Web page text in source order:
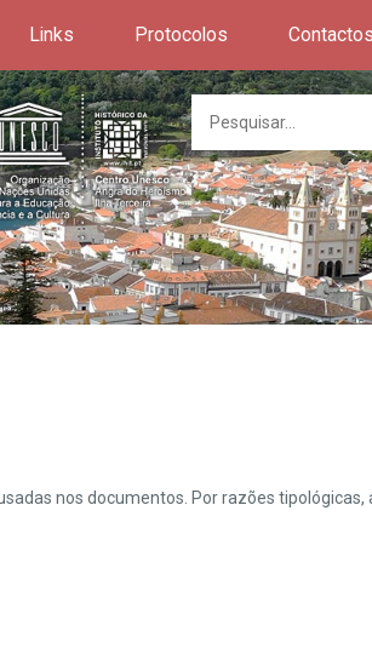
Links Protocolos Contactos
nos documentos. Por razões tipológicas,